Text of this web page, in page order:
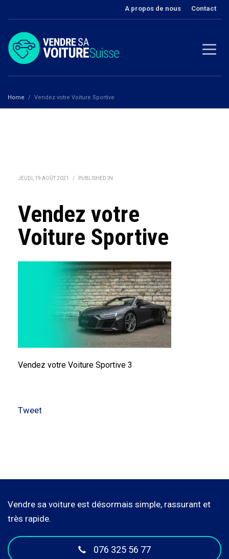
A propos de nous Contact
Home Vendez votre Voiture Sportive
JEUDI, 19 AOÛT 2021 / PUBLISHED IN
Vendez votre
Voiture Sportive
Vendez votre Voiture Sportive 3
Tweet
Vendre sa voiture est désormais simple, rassurant et
très rapide.
076 325 56 77